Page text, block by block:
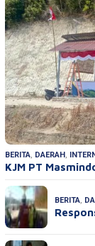
BERITA, DAERAH,
KJM PT
BERITA,